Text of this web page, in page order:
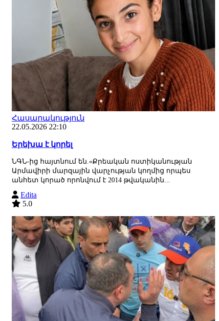
Հասարակություն
22.05.2026 22:10
Երեխա է կորել
ՆԳՆ-ից հայտնում են.«Քրեական ոստիկանության
Արմավիրի մարզային վարչության կողմից որպես
անհետ կորած որոնվում է 2014 թվականին...
Edita
5.0